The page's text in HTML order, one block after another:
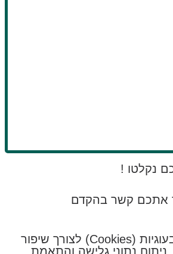
נקלטו !
אתכם קשר בהקדם
האתר משתמש בעוגיות (Cookies) לצורך שיפור
נתוני גלישה והתאמת